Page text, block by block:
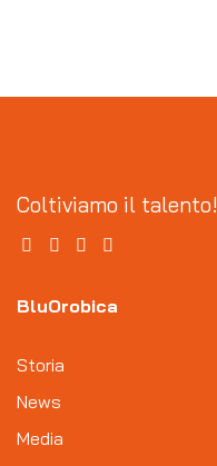
Coltiviamo il talento!
BluOrobica
Storia
News
Media